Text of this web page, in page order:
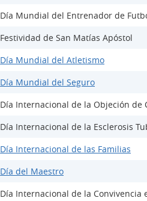
Día Mundial del Entrenador de
Festividad de San Matías Apóstol
Día Mundial del Atletismo
Día Mundial del Seguro
Día Internacional de la Objeción de
Día Internacional de la Esclerosis
Día Internacional de las Familias
Día del Maestro
Día Internacional de la Convivencia